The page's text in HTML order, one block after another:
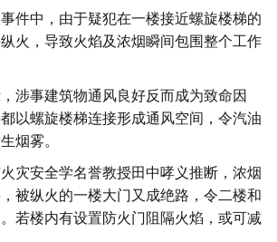
件中，由于疑犯在一楼接近螺旋楼梯的
火，导致火焰及浓烟瞬间包围整个工作
涉事建筑物通风良好反而成为致命因
以螺旋楼梯连接形成通风空间，令汽油
烟雾。
灾安全学名誉教授田中哮义推断，浓烟
被纵火的一楼大门又成绝路，令二楼和
若楼内有设置防火门阻隔火焰，或可减